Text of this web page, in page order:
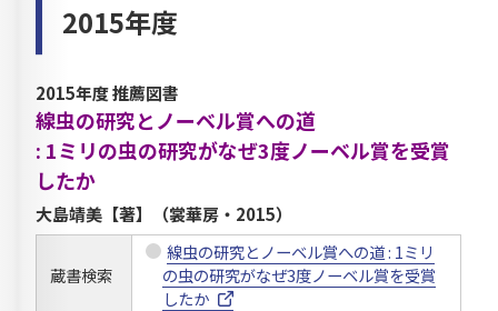
2015年度
2015年度 推薦図書
線虫の研究とノーベル賞への道
: 1ミリの虫の研究がなぜ3度ノーベル賞を受賞
したか
大島靖美【著】（裳華房・2015）
蔵書検索
線虫の研究とノーベル賞への道 : 1ミリ
の虫の研究がなぜ3度ノーベル賞を受賞
したか